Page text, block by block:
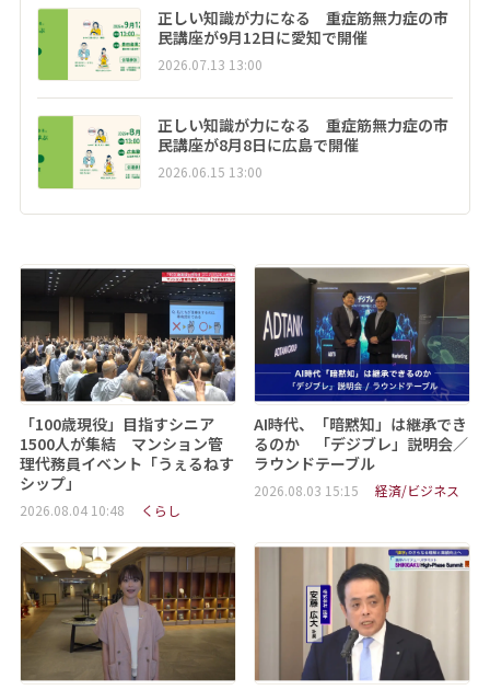
正しい知識が力になる 重症筋無力症の市
民講座が9月12日に愛知で開催
2026.07.13 13:00
正しい知識が力になる 重症筋無力症の市
民講座が8月8日に広島で開催
2026.06.15 13:00
「100歳現役」目指すシニア
1500人が集結 マンション管
理代務員イベント「うぇるねす
シップ」
2026.08.04 10:48 くらし
AI時代、「暗黙知」は継承でき
るのか 「デジブレ」説明会／
ラウンドテーブル
2026.08.03 15:15 経済/ビジネス